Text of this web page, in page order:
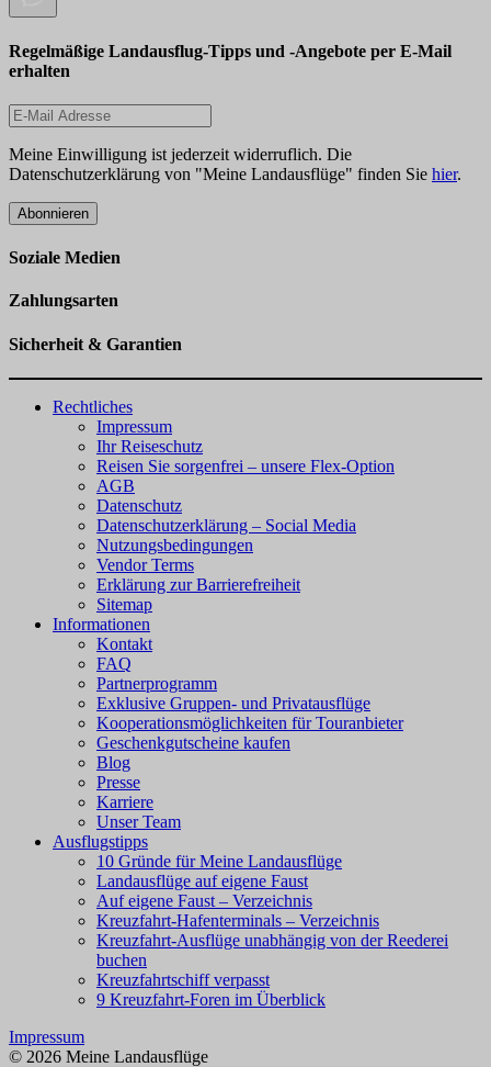
Regelmäßige Landausflug-Tipps und -Angebote per E-Mail
erhalten
Meine Einwilligung ist jederzeit widerruflich. Die
Datenschutzerklärung von "Meine Landausflüge" finden Sie hier.
Abonnieren
Soziale Medien
Zahlungsarten
Sicherheit & Garantien
Rechtliches
Impressum
Ihr Reiseschutz
Reisen Sie sorgenfrei – unsere Flex-Option
AGB
Datenschutz
Datenschutzerklärung – Social Media
Nutzungsbedingungen
Vendor Terms
Erklärung zur Barrierefreiheit
Sitemap
Informationen
Kontakt
FAQ
Partnerprogramm
Exklusive Gruppen- und Privatausflüge
Kooperationsmöglichkeiten für Touranbieter
Geschenkgutscheine kaufen
Blog
Presse
Karriere
Unser Team
Ausflugstipps
10 Gründe für Meine Landausflüge
Landausflüge auf eigene Faust
Auf eigene Faust – Verzeichnis
Kreuzfahrt-Hafenterminals – Verzeichnis
Kreuzfahrt-Ausflüge unabhängig von der Reederei
buchen
Kreuzfahrtschiff verpasst
9 Kreuzfahrt-Foren im Überblick
Impressum
© 2026 Meine Landausflüge